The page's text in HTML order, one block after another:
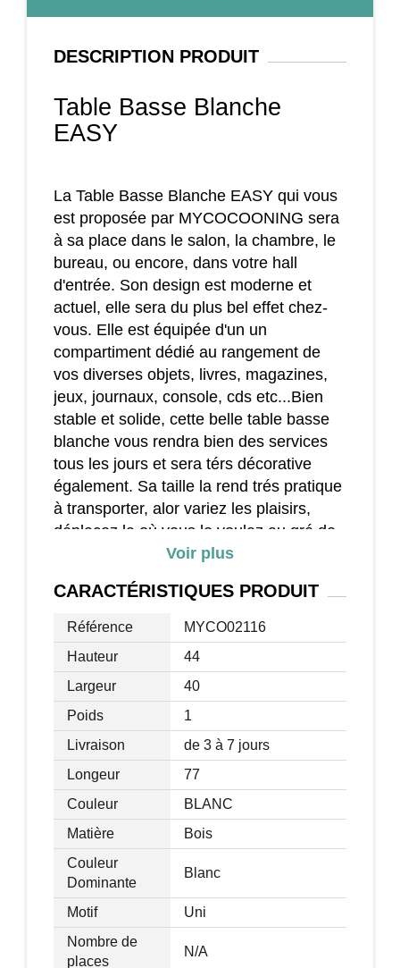
DESCRIPTION PRODUIT
Table Basse Blanche
EASY
La Table Basse Blanche EASY qui vous
est proposée par MYCOCOONING sera
à sa place dans le salon, la chambre, le
bureau, ou encore, dans votre hall
d'entrée. Son design est moderne et
actuel, elle sera du plus bel effet chez-
vous. Elle est équipée d'un un
compartiment dédié au rangement de
vos diverses objets, livres, magazines,
jeux, journaux, console, cds etc...Bien
stable et solide, cette belle table basse
blanche vous rendra bien des services
tous les jours et sera térs décorative
également. Sa taille la rend trés pratique
à transporter, alor variez les plaisirs,
déplacez la où vous le voulez au gré de
Caractéristiques.
Couleur: Blanc
Matériaux: MDF, aluminium
Charge max: 10kg
Dimensions totales: 77L x 40l x 44H(cm)
-Dimensions du compartiment: 40L x 38l
x 38H(cm)
Epaisseur du panneau: 1.8cm
Voir plus
CARACTÉRISTIQUES PRODUIT
Référence
MYCO02116
Hauteur
44
Largeur
40
Poids
1
Livraison
de 3 à 7 jours
Longeur
77
Couleur
BLANC
Matière
Bois
Couleur
Dominante
Blanc
Motif
Uni
Nombre de
places
N/A